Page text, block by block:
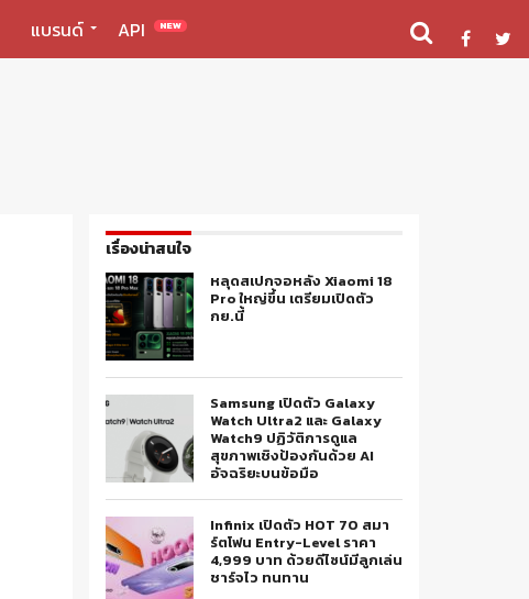
แบรนด์ API NEW
เรื่องน่าสนใจ
หลุดสเปกจอหลัง Xiaomi 18
Pro ใหญ่ขึ้น เตรียมเปิดตัว
กย.นี้
Samsung เปิดตัว Galaxy
Watch Ultra2 และ Galaxy
Watch9 ปฏิวัติการดูแล
สุขภาพเชิงป้องกันด้วย AI
อัจฉริยะบนข้อมือ
Infinix เปิดตัว HOT 70 สมา
ร์ตโฟน Entry-Level ราคา
4,999 บาท ด้วยดีไซน์มีลูกเล่น
ชาร์จไว ทนทาน